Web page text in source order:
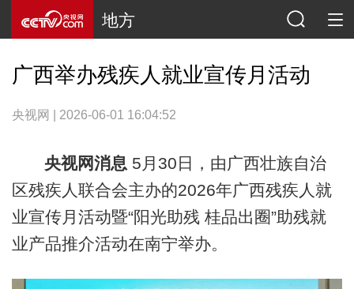
地方
广西举办残疾人就业宣传月活动
央视网 | 2026-06-01 16:04:52
央视网消息 5月30日，由广西壮族自治
区残疾人联合会主办的2026年广西残疾人就
业宣传月活动暨“阳光助残 桂品出圈”助残就
业产品推介活动在南宁举办。